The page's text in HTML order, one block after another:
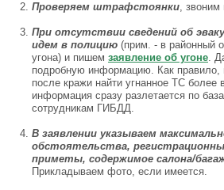
Проверяем штрафстоянки,
При отсутствии сведений об
идем в полицию (прим. - в районный
угона) и пишем заявление об угоне.
подробную информацию. Как правило,
после кражи найти угнанное ТС более
информация сразу разлетается по
сотрудникам ГИБДД.
В заявлении указываем
обстоятельства,
приметы, содержимое салона/
Прикладываем фото, если имеется.